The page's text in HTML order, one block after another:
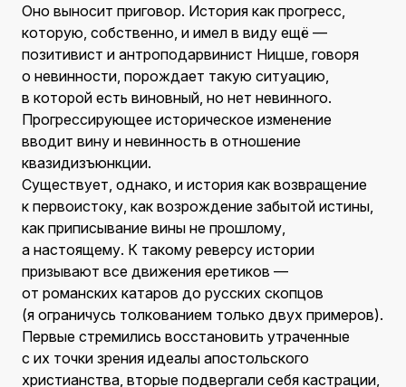
Оно выносит приговор. История как прогресс,
которую, собственно, и имел в виду ещё —
позитивист и антроподарвинист Ницше, говоря
о невинности, порождает такую ситуацию,
в которой есть виновный, но нет невинного.
Прогрессирующее историческое изменение
вводит вину и невинность в отношение
квазидизъюнкции.
Существует, однако, и история как возвращение
к первоистоку, как возрождение забытой истины,
как приписывание вины не прошлому,
а настоящему. К такому реверсу истории
призывают все движения еретиков —
от романских катаров до русских скопцов
(я ограничусь толкованием только двух примеров).
Первые стремились восстановить утраченные
с их точки зрения идеалы апостольского
христианства, вторые подвергали себя кастрации,